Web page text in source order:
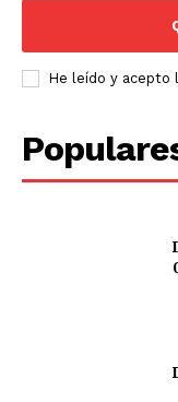
He leído y acepto